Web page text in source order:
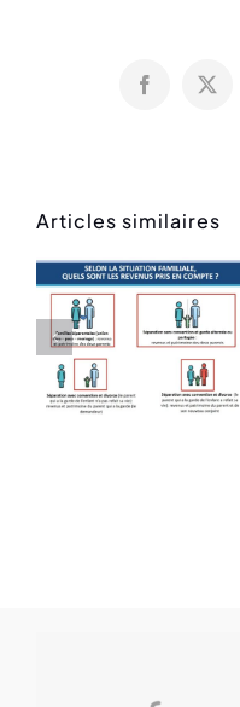
Facebook
X
Articles similaires
Rentrée
des
classes